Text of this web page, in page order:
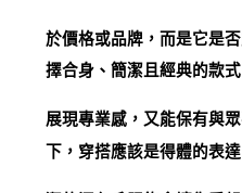
於價格或品牌，而是它是
擇合身、簡潔且經典的款
展現專業感，又能保有與
下，穿搭應該是得體的表